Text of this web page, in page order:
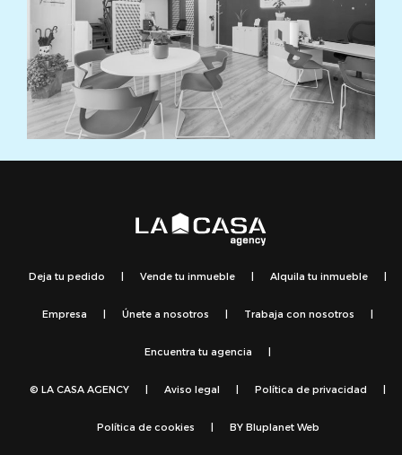
Deja tu pedido | Vende tu inmueble | Alquila tu inmueble |
Empresa | Únete a nosotros | Trabaja con nosotros |
Encuentra tu agencia |
© LA CASA AGENCY | Aviso legal | Política de privacidad |
Política de cookies | BY Bluplanet Web